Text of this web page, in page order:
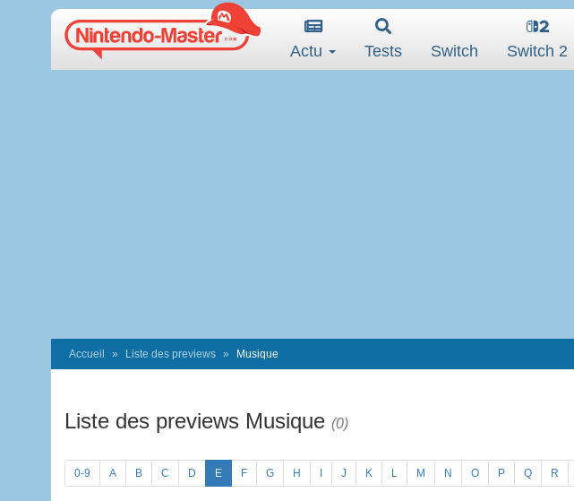
Actu Tests Switch Switch 2
Accueil Liste des previews Musique
Liste des previews Musique (0)
0-9 A B C D E F G H J K L M N O P Q R